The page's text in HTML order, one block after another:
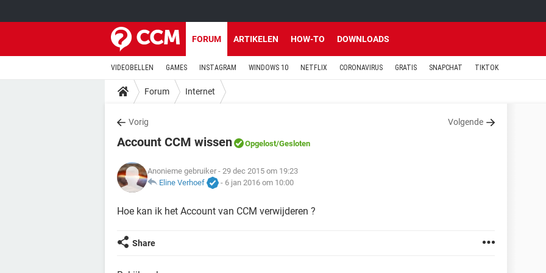
FORUM ARTIKELEN HOW-TO DOWNLOADS
VIDEOBELLEN GAMES INSTAGRAM WINDOWS 10 NETFLIX CORONAVIRUS GRATIS SNAPCHAT TIKTOK
Forum Internet
Vorig Volgende
Account CCM wissen Opgelost/Gesloten
Anonieme gebruiker - 29 dec 2015 om 19:23
Eline Verhoef
- 6 jan 2016 om 10:00
Hoe kan ik het Account van CCM verwijderen ?
Share